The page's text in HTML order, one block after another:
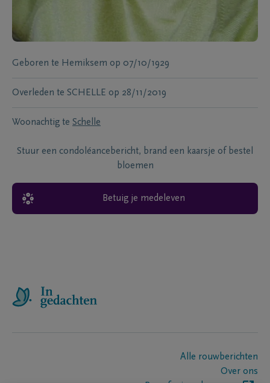
Geboren te Hemiksem op 07/10/1929
Overleden te SCHELLE op 28/11/2019
Woonachtig te Schelle
Stuur een condoléancebericht, brand een kaarsje of bestel
bloemen
Betuig je medeleven
Alle rouwberichten
Over ons